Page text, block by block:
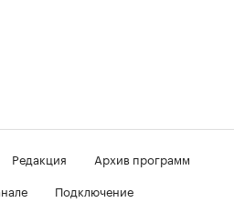
Редакция
Архив программ
Подключение